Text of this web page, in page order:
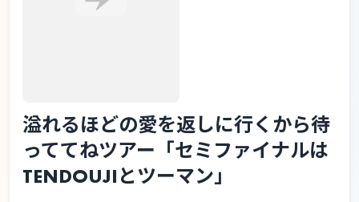
溢れるほどの愛を返しに行くから待
っててねツアー「セミファイナルは
TENDOUJIとツーマン」